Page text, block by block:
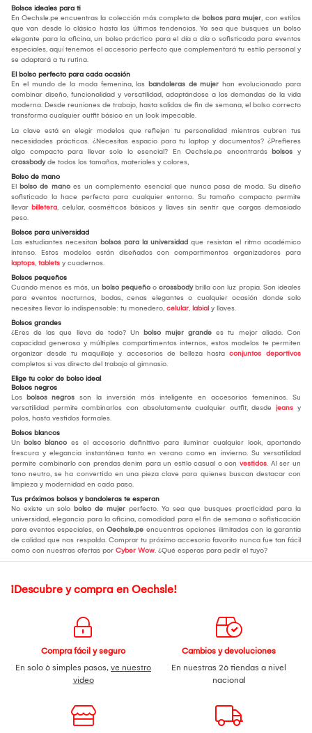
Bolsos ideales para ti
En Oechsle.pe encuentras la colección más completa de bolsos para mujer, con estilos
que van desde lo clásico hasta las últimas tendencias. Ya sea que busques un bolso
elegante para la oficina, un bolso práctico para el día a día o sofisticada para eventos
especiales, aquí tenemos el accesorio perfecto que complementará tu estilo personal y
se adaptará a tu rutina.
El bolso perfecto para cada ocasión
En el mundo de la moda femenina, las bandoleras de mujer han evolucionado para
combinar diseño, funcionalidad y versatilidad, adaptándose a las demandas de la vida
moderna. Desde reuniones de trabajo, hasta salidas de fin de semana, el bolso correcto
transforma cualquier outfit básico en un look impecable.
La clave está en elegir modelos que reflejen tu personalidad mientras cubren tus
necesidades prácticas. ¿Necesitas espacio para tu laptop y documentos? ¿Prefieres
algo compacto para llevar solo lo esencial? En Oechsle.pe encontrarás bolsos y
crossbodyde todos los tamaños, materiales y colores,
Bolso de mano
El bolso de mano es un complemento esencial que nunca pasa de moda. Su diseño
sofisticado la hace perfecta para cualquier entorno. Su tamaño compacto permite
llevar billetera, celular, cosméticos básicos y llaves sin sentir que cargas demasiado
peso.
Bolsos para universidad
Las estudiantes necesitan bolsos para la universidad que resistan el ritmo académico
intenso. Estos modelos están diseñados con compartimentos organizadores para
laptops, tablets y cuadernos.
Bolsos pequeños
Cuando menos es más, un bolso pequeño o crossbodybrilla con luz propia. Son ideales
para eventos nocturnos, bodas, cenas elegantes o cualquier ocasión donde solo
necesites llevar lo indispensable: tu monedero, celular, labial y llaves.
Bolsos grandes
¿Eres de las que lleva de todo? Un bolso mujer grande es tu mejor aliado. Con
capacidad generosa y múltiples compartimentos internos, estos modelos te permiten
organizar desde tu maquillaje y accesorios de belleza hasta conjuntos deportivos
completos si vas directo del trabajo al gimnasio.
Elige tu color de bolso ideal
Bolsos negros
Los bolsos negros son la inversión más inteligente en accesorios femeninos. Su
versatilidad permite combinarlos con absolutamente cualquier outfit, desde jeans y
polos, hasta vestidos formales.
Bolsos blancos
Un bolso blanco es el accesorio definitivo para iluminar cualquier look, aportando
frescura y elegancia instantánea tanto en verano como en invierno. Su versatilidad
permite combinarlo con prendas denim para un estilo casual o con vestidos. Al ser un
tono neutro, se ha convertido en una pieza clave para quienes buscan destacar con
limpieza y modernidad en cada paso.
Tus próximos bolsos y bandoleras te esperan
No existe un solo bolso de mujer perfecto. Ya sea que busques practicidad para la
universidad, elegancia para la oficina, comodidad para el fin de semana o sofisticación
para eventos especiales, en Oechsle.pe encuentras opciones ilimitadas con la garantía
de calidad que nos respalda. Comprar tu próximo accesorio favorito nunca fue tan fácil
como con nuestras ofertas por Cyber Wow. ¿Qué esperas para pedir el tuyo?
¡Descubre y compra en Oechsle!
Compra fácil y seguro
En solo 6 simples pasos, ve nuestro
video
Cambios y devoluciones
En nuestras 26 tiendas a nivel
nacional